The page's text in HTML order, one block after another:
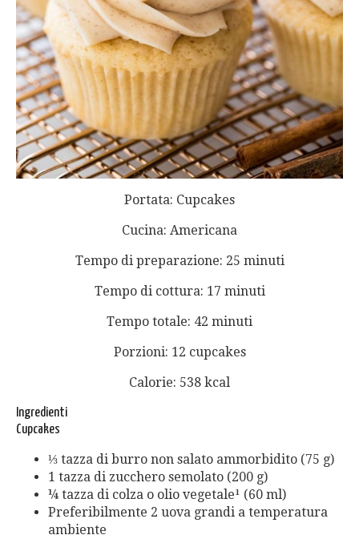
Portata: Cupcakes
Cucina: Americana
Tempo di preparazione: 25 minuti
Tempo di cottura: 17 minuti
Tempo totale: 42 minuti
Porzioni: 12 cupcakes
Calorie: 538 kcal
Ingredienti
Cupcakes
⅓ tazza di burro non salato ammorbidito (75 g)
1 tazza di zucchero semolato (200 g)
¼ tazza di colza o olio vegetale¹ (60 ml)
Preferibilmente 2 uova grandi a temperatura
ambiente